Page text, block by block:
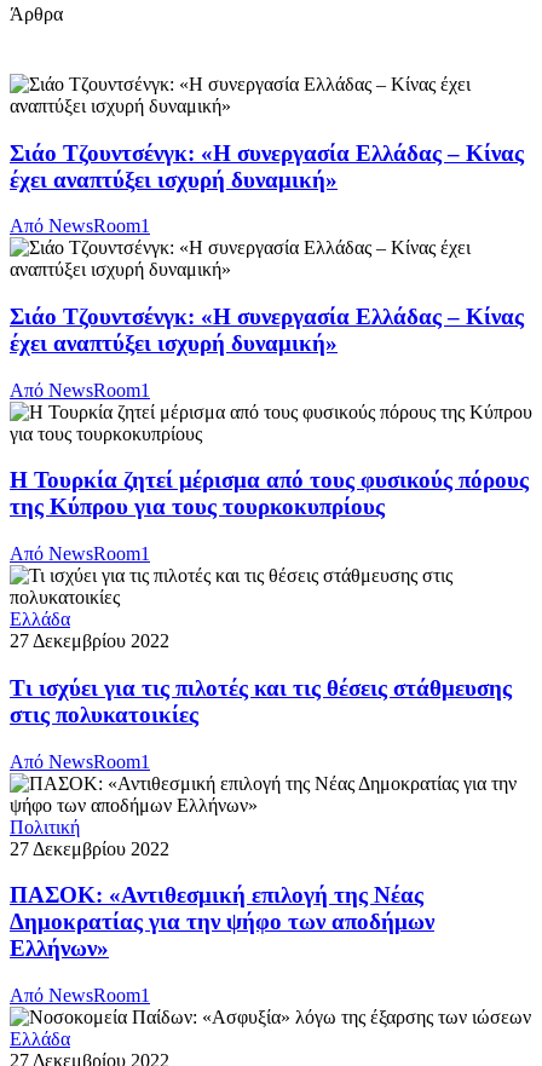
Άρθρα
Σιάο Τζουντσένγκ: «Η συνεργασία Ελλάδας – Κίνας
έχει αναπτύξει ισχυρή δυναμική»
Από NewsRoom1
Σιάο Τζουντσένγκ: «Η συνεργασία Ελλάδας – Κίνας
έχει αναπτύξει ισχυρή δυναμική»
Από NewsRoom1
Η Τουρκία ζητεί μέρισμα από τους φυσικούς πόρους
της Κύπρου για τους τουρκοκυπρίους
Από NewsRoom1
Ελλάδα
27 Δεκεμβρίου 2022
Τι ισχύει για τις πιλοτές και τις θέσεις στάθμευσης
στις πολυκατοικίες
Από NewsRoom1
Πολιτική
27 Δεκεμβρίου 2022
ΠΑΣΟΚ: «Αντιθεσμική επιλογή της Νέας
Δημοκρατίας για την ψήφο των αποδήμων
Ελλήνων»
Από NewsRoom1
Ελλάδα
27 Δεκεμβρίου 2022